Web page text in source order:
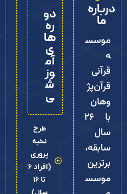
درباره
ما
موسس
ه
قرآنی
قرآن‌پژ
وهان
با ۲۶
سال
سابقه،
برترین
موسس
دو
ره‌
ها
ی
آم
وز
ش
ی
طرح
نخبه
پروری
(افراد 6
تا 16